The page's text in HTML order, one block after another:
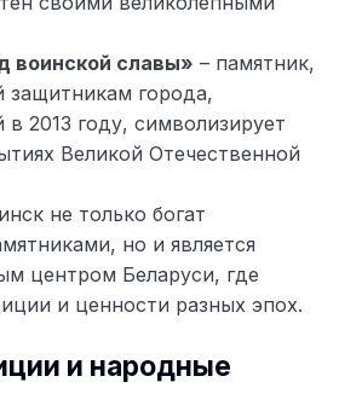
воинской славы» – памятник,
защитникам города,
2013 году, символизирует
Великой Отечественной
не только богат
но и является
центром Беларуси, где
и ценности разных эпох.
и народные